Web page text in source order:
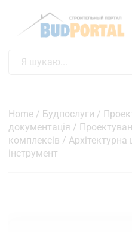
Home / Будпослуги /
документація /
комплексів / Архітектурна
інструмент